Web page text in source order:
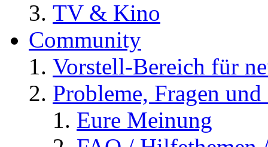
TV & Kino
Community
Vorstell-Bereich für
Probleme, Fragen
Eure Meinung